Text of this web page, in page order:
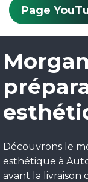
Page
Découvrons le
esthétique à
avant la livraison